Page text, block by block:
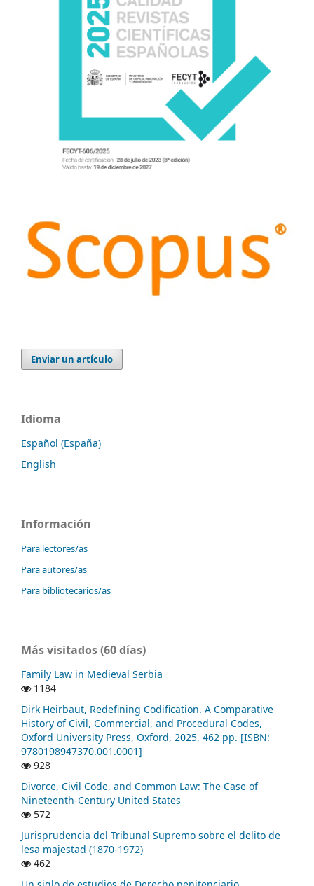
Enviar un artículo
Idioma
Español (España)
English
Información
Para lectores/as
Para autores/as
Para bibliotecarios/as
Más visitados (60 días)
Family Law in Medieval Serbia
1184
Dirk Heirbaut, Redefining Codification. A Comparative
History of Civil, Commercial, and Procedural Codes,
Oxford University Press, Oxford, 2025, 462 pp. [ISBN:
9780198947370.001.0001]
928
Divorce, Civil Code, and Common Law: The Case of
Nineteenth-Century United States
572
Jurisprudencia del Tribunal Supremo sobre el delito de
lesa majestad (1870-1972)
462